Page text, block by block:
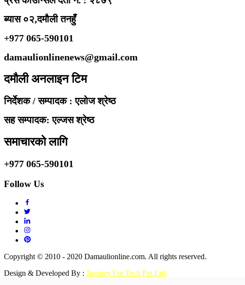
ब्यास ०२,दमौली तनहुँ
+977 065-590101
damaulionlinenews@gmail.com
दमौली अनलाइन टिम
निर्देशक / सम्पादक : एलोज श्रेष्ठ
सह सम्पादक: एल्जस श्रेष्ठ
समाचारको लागि
+977 065-590101
Follow Us
Copyright © 2010 - 2020 Damaulionline.com. All rights reserved.
Design & Developed By : Journey For Tech Pvt.Ltd.